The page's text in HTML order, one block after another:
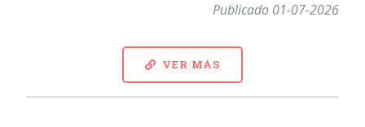
Publicado 01-07-2026
VER MÁS